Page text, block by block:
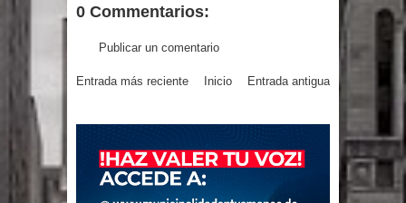
supervisa obra relleno sanitario y se
0 Commentarios:
Publicar un comentario
Entrada más reciente Entrada antigua
Inicio